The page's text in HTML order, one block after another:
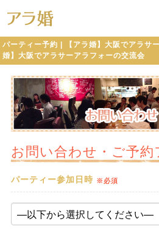
パーティー予約 | 【アラ婚】大阪でアラサ
婚】大阪でアラサーアラフォーの交流会
お問い合わせ・ご予約
パーティー参加日時 ※必須